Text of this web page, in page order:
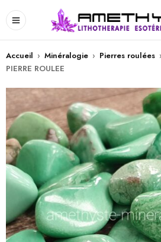
Accueil › Minéralogie › Pierres roulées ›
PIERRE ROULEE